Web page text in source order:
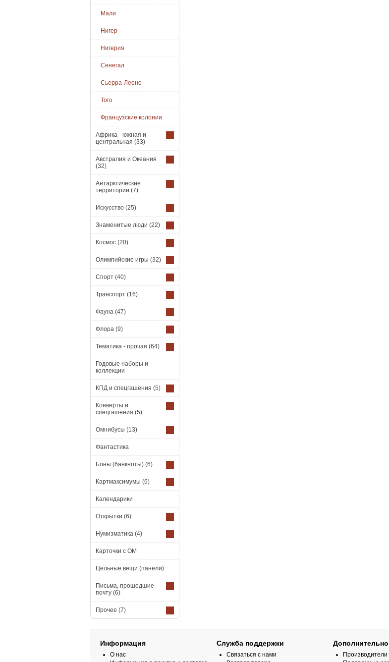
Мали
Нигер
Нигерия
Сенегал
Сьерра-Леоне
Того
Французские колонии
Африка - южная и
центральная (33)
Австралия и Океания
(32)
Антарктические
территории (7)
Искусство (25)
Знаменитые люди (22)
Космос (20)
Олимпийские игры (32)
Спорт (40)
Транспорт (16)
Фауна (47)
Флора (9)
Тематика - прочая (64)
Годовые наборы и
коллекции
КПД и спецгашения (5)
Конверты и
спецгашения (5)
Омнибусы (13)
Фантастика
Боны (банкноты) (6)
Картмаксимумы (6)
Календарики
Открытки (6)
Нумизматика (4)
Карточки с ОМ
Цельные вещи (панели)
Письма, прошедшие
почту (6)
Прочее (7)
Информация
О нас
Служба поддержки
Связаться с нами
Дополнительно
Производители